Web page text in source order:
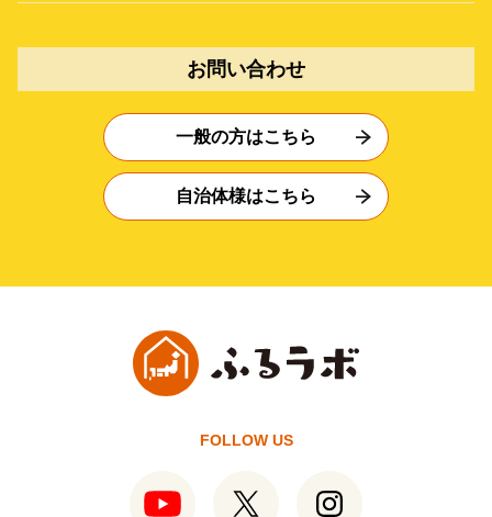
お問い合わせ
一般の方はこちら
自治体様はこちら
FOLLOW US